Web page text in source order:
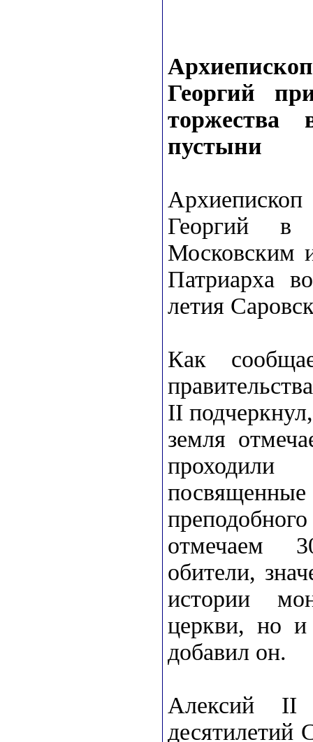
Георгий
торжества
пустыни
Георгий в
Московским
Патриарха
летия
Как
II
земля
проходили
отмечаем
обители,
истории
церкви, но
добавил он.
Алексий II
десятилетий